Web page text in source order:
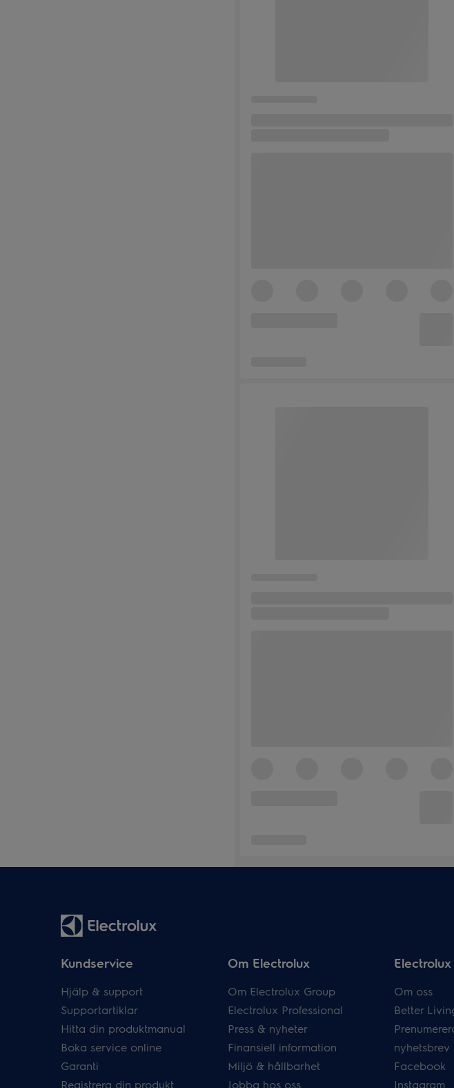
Kundservice
Hjälp & support
Supportartiklar
Hitta din produktmanual
Boka service online
Garanti
Registrera din produkt
Om Electrolux
Om Electrolux Group
Electrolux Professional
Press & nyheter
Finansiell information
Miljö & hållbarhet
Jobba hos oss
Om oss
Better
nyhetsbrev
Facebook
Instagram